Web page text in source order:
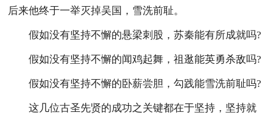
后来他终于一举灭掉吴国，雪洗前耻。
假如没有坚持不懈的悬梁刺股，苏秦能有所成就吗?
假如没有坚持不懈的闻鸡起舞，祖逖能英勇杀敌吗?
假如没有坚持不懈的卧薪尝胆，勾践能雪洗前耻吗?
这几位古圣先贤的成功之关键都在于坚持，坚持就